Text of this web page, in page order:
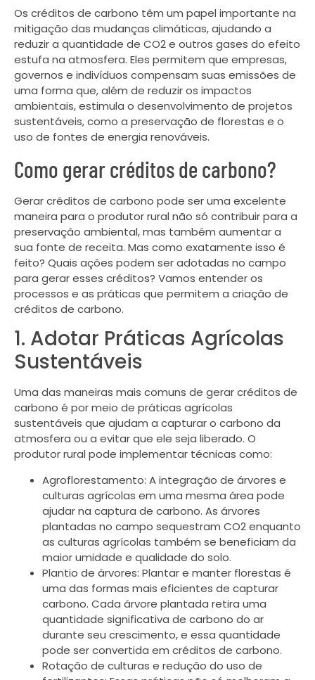
Os créditos de carbono têm um papel importante na
mitigação das mudanças climáticas, ajudando a
reduzir a quantidade de CO2 e outros gases do efeito
estufa na atmosfera. Eles permitem que empresas,
governos e indivíduos compensam suas emissões de
uma forma que, além de reduzir os impactos
ambientais, estimula o desenvolvimento de projetos
sustentáveis, como a preservação de florestas e o
uso de fontes de energia renováveis.
Como gerar créditos de carbono?
Gerar créditos de carbono pode ser uma excelente
maneira para o produtor rural não só contribuir para a
preservação ambiental, mas também aumentar a
sua fonte de receita. Mas como exatamente isso é
feito? Quais ações podem ser adotadas no campo
para gerar esses créditos? Vamos entender os
processos e as práticas que permitem a criação de
créditos de carbono.
1. Adotar Práticas Agrícolas
Sustentáveis
Uma das maneiras mais comuns de gerar créditos de
carbono é por meio de práticas agrícolas
sustentáveis que ajudam a capturar o carbono da
atmosfera ou a evitar que ele seja liberado. O
produtor rural pode implementar técnicas como:
Agroflorestamento: A integração de árvores e
culturas agrícolas em uma mesma área pode
ajudar na captura de carbono. As árvores
plantadas no campo sequestram CO2 enquanto
as culturas agrícolas também se beneficiam da
maior umidade e qualidade do solo.
Plantio de árvores: Plantar e manter florestas é
uma das formas mais eficientes de capturar
carbono. Cada árvore plantada retira uma
quantidade significativa de carbono do ar
durante seu crescimento, e essa quantidade
pode ser convertida em créditos de carbono.
Rotação de culturas e redução do uso de